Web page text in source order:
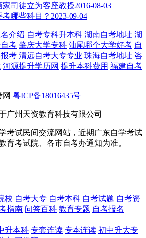
家司徒立为客座教授2016-08-03
考哪些科目？ 2023-09-04
介绍 自考专科升本科 湖南自考地址 湖
考 肇庆大学专科 汕尾哪个大学好考 自
考 清远自考大专专业 珠海自考地址 咨
河源提升学历网 提升本科费用 福建自考
网 粤ICP备18016435号
广州天资教育科技有限公司
考试民间交流网站，近期广东自学考试
育考试院、各市自考办通知为准。
校 自考大专 自考本科 自考试题 自考资
指南 问答百科 教育专题 自考报名
升本科 专套连读 专本连读 初中升大专